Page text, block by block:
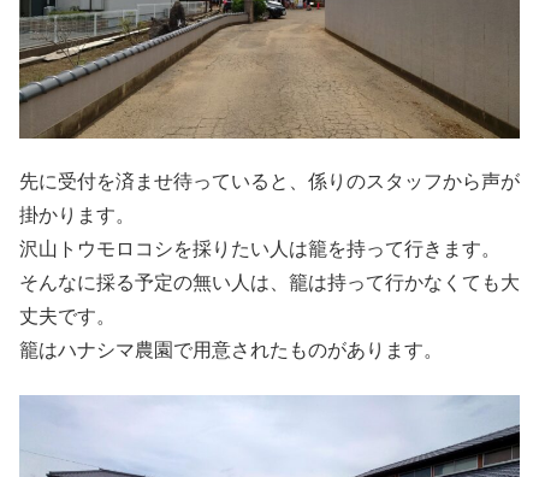
先に受付を済ませ待っていると、係りのスタッフから声が
掛かります。
沢山トウモロコシを採りたい人は籠を持って行きます。
そんなに採る予定の無い人は、籠は持って行かなくても大
丈夫です。
籠はハナシマ農園で用意されたものがあります。